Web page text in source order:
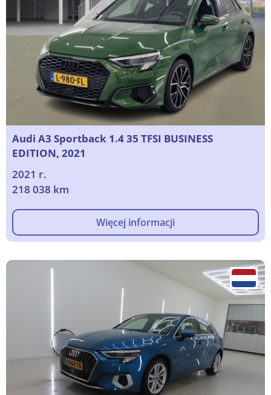
Audi A3 Sportback 1.4 35 TFSI BUSINESS
EDITION, 2021
2021 г.
218 038 km
Więcej informacji